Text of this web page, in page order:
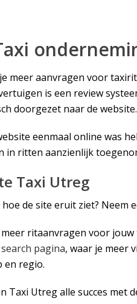
meer aanvragen voor
is een review
doorgezet naar de website.
eenmaal online was
in ritten aanzienlijk
Taxi Utreg
de site eruit ziet? Neem
ritaanvragen voor
search pagina, waar je meer
en regio.
Taxi Utreg alle succes met